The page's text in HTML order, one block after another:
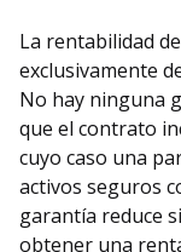
La rentabilidad
exclusivamente
No hay ninguna
que el contrato
cuyo caso una
activos seguros
garantía reduce
obtener una